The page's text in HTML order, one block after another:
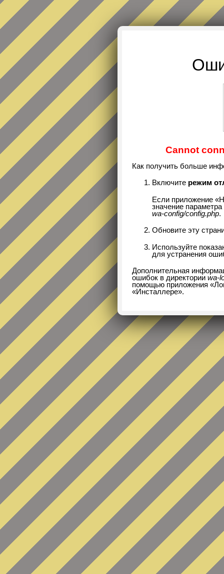
Cannot
Как получить больше
Включите режим
Если приложение
значение параметра
wa-config/config.php.
Обновите эту
Используйте
для устранения
Дополнительная
ошибок в директорииwa-
помощью приложения
«Инсталлере».